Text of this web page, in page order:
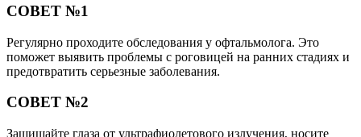
СОВЕТ №1
Регулярно проходите обследования у офтальмолога. Это
поможет выявить проблемы с роговицей на ранних стадиях и
предотвратить серьезные заболевания.
СОВЕТ №2
Защищайте глаза от ультрафиолетового излучения, носите